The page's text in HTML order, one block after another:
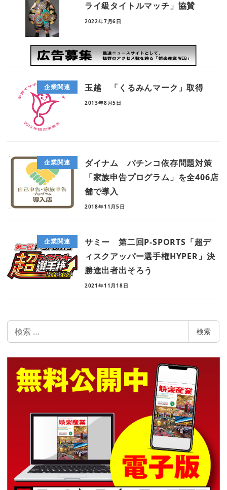
ライ級タイトルマッチ」協賛
2022年7月6日
企業関連 玉越 「くるみんマーク」取得
2013年8月5日
企業関連
ダイナム パチンコ依存問題対策
「家族申告プログラム」を全406店
舗で導入
2018年11月5日
企業関連
サミー 第二回P-SPORTS「超デ
ィスクアッパー選手権HYPER」決
勝進出者出そろう
2021年11月18日
索
検索